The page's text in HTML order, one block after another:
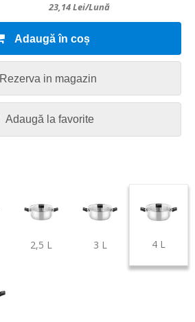
23,14Lei/lună
Adaugă în coș
Rezerva in magazin
Adaugă la favorite
2,5 L 3 L 4 L